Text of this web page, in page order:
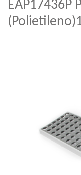
EAP17436P